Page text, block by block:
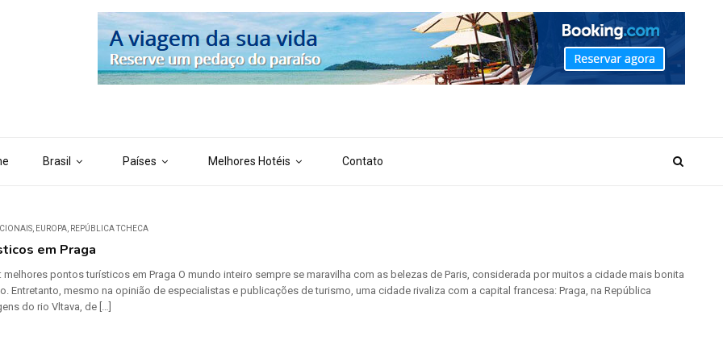
Brasil Países Melhores Hotéis Contato
EUROPA REPÚBLICA TCHECA
em Praga
melhores pontos turísticos em Praga O mundo inteiro sempre se maravilha com as belezas de Paris, considerada por muitos a cidade mais bonita
Entretanto, mesmo na opinião de especialistas e publicações de turismo, uma cidade rivaliza com a capital francesa: Praga, na República
do rio Vltava, de […]